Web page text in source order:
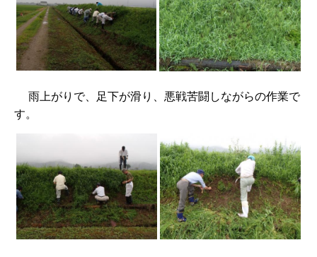
雨上がりで、足下が滑り、悪戦苦闘しながらの作業で
す。